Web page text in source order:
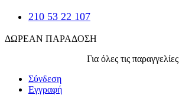
210 53 22 107
ΔΩΡΕΑΝ ΠΑΡΑΔΟΣΗ
Για όλες τις παραγγελίες
Σύνδεση
Εγγραφή